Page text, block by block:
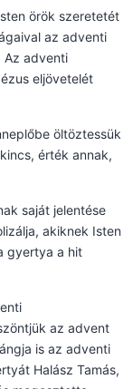
örök szeretetét
az adventi
Az adventi
eljövetelét
öltöztessük
érték annak,
saját jelentése
akiknek Isten
gyertya a hit
az advent
is az adventi
Halász Tamás,